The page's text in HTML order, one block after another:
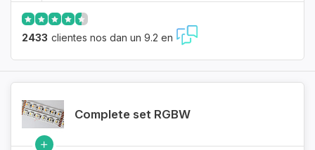
2433 clientes nos dan un 9.2 en
Complete set RGBW